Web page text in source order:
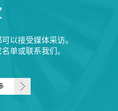
以接受媒体采访。
单或联系我们。